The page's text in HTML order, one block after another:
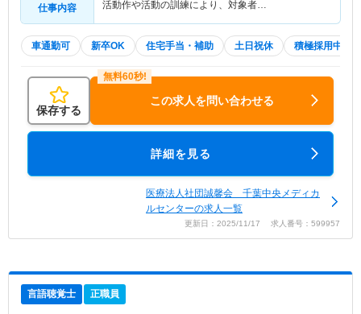
仕事内容
活動作や活動の訓練により、対象者…
車通勤可 新卒OK 住宅手当・補助 土日祝休 積極採用中
保存する
この求人を問い合わせる
詳細を見る
医療法人社団誠馨会 千葉中央メディカ
ルセンターの求人一覧
更新日：2025/11/17 求人番号：599957
言語聴覚士 正職員